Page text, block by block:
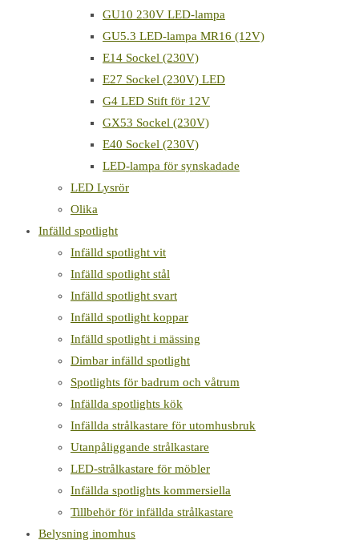
GU10 230V LED-lampa
GU5.3 LED-lampa MR16 (12V)
E14 Sockel (230V)
E27 Sockel (230V) LED
G4 LED Stift för 12V
GX53 Sockel (230V)
E40 Sockel (230V)
LED-lampa för synskadade
LED Lysrör
Olika
Infälld spotlight
Infälld spotlight vit
Infälld spotlight stål
Infälld spotlight svart
Infälld spotlight koppar
Infälld spotlight i mässing
Dimbar infälld spotlight
Spotlights för badrum och våtrum
Infällda spotlights kök
Infällda strålkastare för utomhusbruk
Utanpåliggande strålkastare
LED-strålkastare för möbler
Infällda spotlights kommersiella
Tillbehör för infällda strålkastare
Belysning inomhus